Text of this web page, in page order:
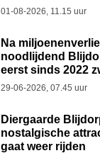
01-08-2026, 11.15 uur
Na
noodlijdend
eerst sinds 2022
29-06-2026, 07.45 uur
Diergaarde
nostalgische
gaat weer rijden